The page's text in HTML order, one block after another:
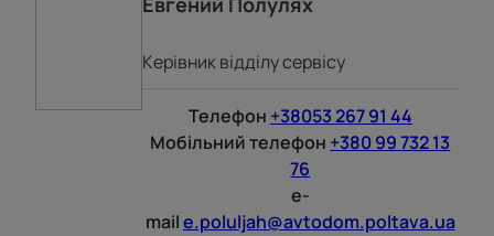
Керівник відділу сервісу
Телефон +38053 267 91 44
Мобільний телефон +380 99 732 13
76
e-
maile.poluljah@avtodom.poltava.ua